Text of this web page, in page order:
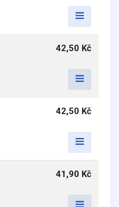
42,50 Kč
42,50 Kč
41,90 Kč